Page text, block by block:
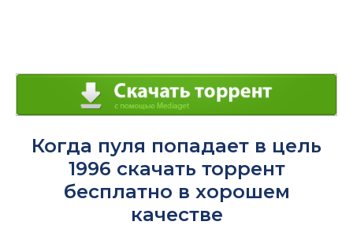
Когда пуля попадает в цель
1996 скачать торрент
бесплатно в хорошем
качестве